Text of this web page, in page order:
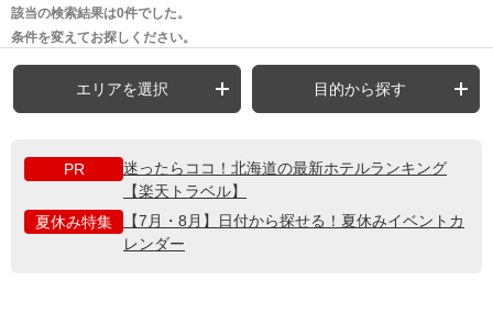
該当の検索結果は0件でした。
条件を変えてお探しください。
エリアを選択 目的から探す
PR
迷ったらココ！北海道の最新ホテルランキング
【楽天トラベル】
夏休み特集
【7月・8月】日付から探せる！夏休みイベントカ
レンダー